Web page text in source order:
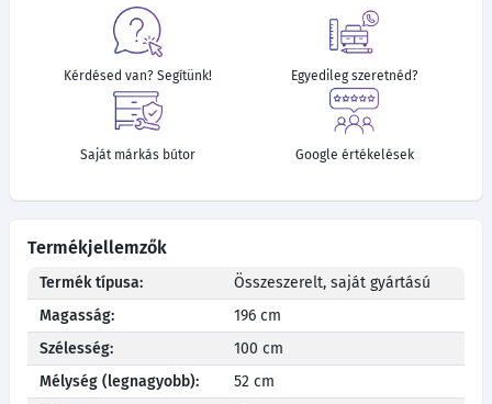
Kérdésed van? Segítünk! Egyedileg szeretnéd?
Saját márkás bútor Google értékelések
Termékjellemzők
Termék típusa:
Összeszerelt, saját gyártású
Magasság:
196 cm
Szélesség:
100 cm
Mélység (legnagyobb):
52 cm